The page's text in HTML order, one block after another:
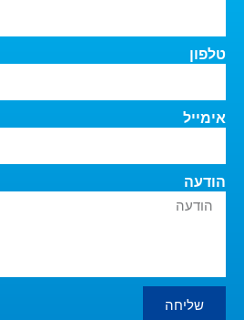
טלפון
אימייל
הודעה
שליחה